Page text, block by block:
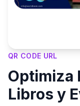
QR CODE URL
Optimiza
Libros y